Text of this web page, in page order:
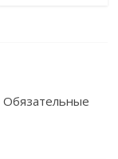
Обязательные